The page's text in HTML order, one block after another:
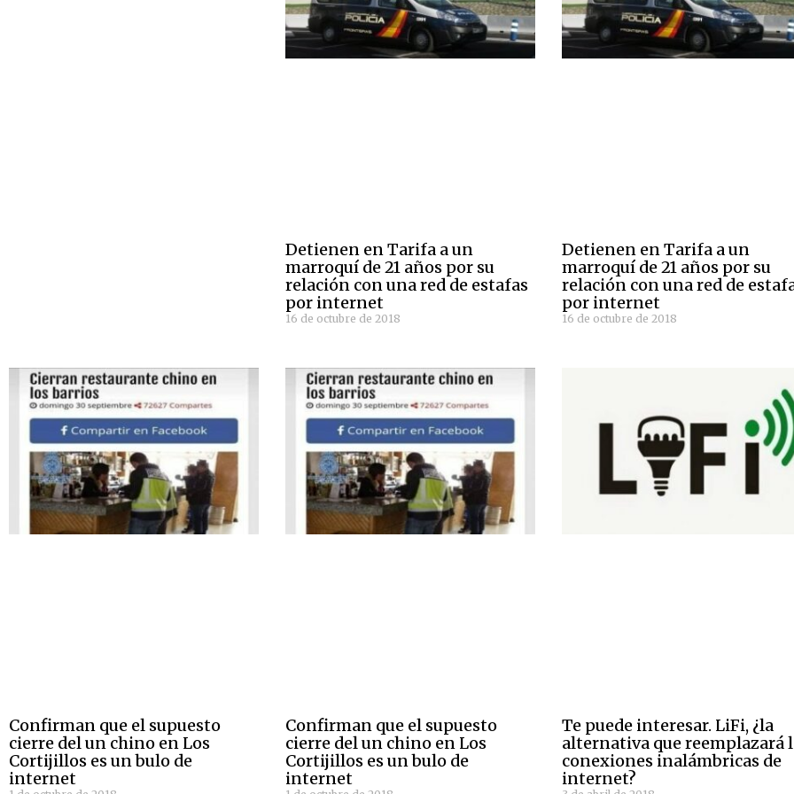
Detienen en Tarifa a un
marroquí de 21 años por su
relación con una red de estafas
por internet
16 de octubre de 2018
Detienen en Tarifa a un
marroquí de 21 años por su
relación con una red de
por internet
16 de octubre de 2018
Confirman que el supuesto
cierre del un chino en Los
Cortijillos es un bulo de
internet
Confirman que el supuesto
cierre del un chino en Los
Cortijillos es un bulo de
internet
Te puede interesar. LiFi, ¿la
alternativa que reemplazará
conexiones inalámbricas de
internet?